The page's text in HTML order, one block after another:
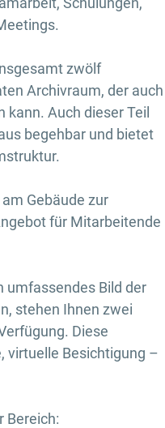
zwölf
Archivraum, der auch
kann. Auch dieser Teil
begehbar und bietet
Gebäude zur
für Mitarbeitende
umfassendes Bild der
stehen Ihnen zwei
Diese
virtuelle Besichtigung –
Bereich: